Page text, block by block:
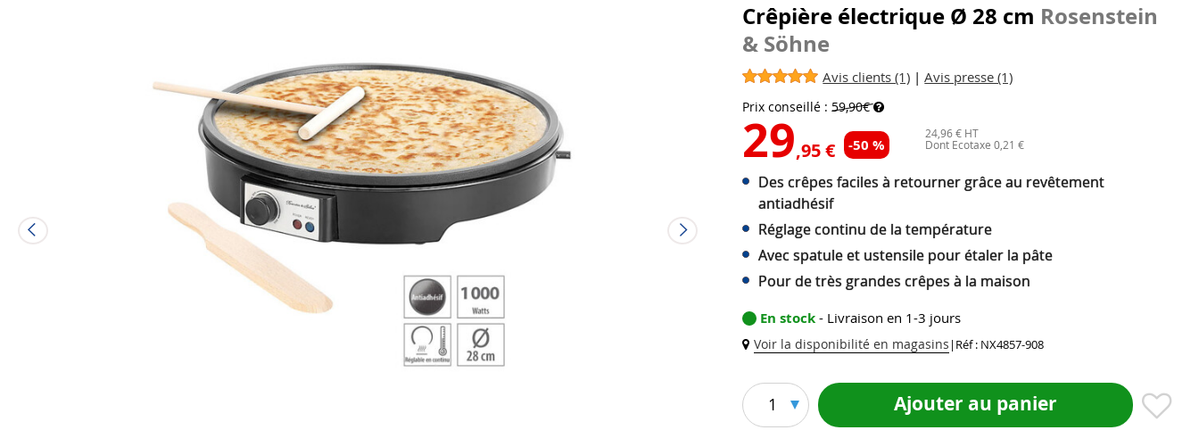
Crêpière électrique Ø 28 cm Rosenstein
& Söhne
Avis clients (1) |Avis presse (1)
Prix conseillé : 59,90€
29,95 € -50 %
24,96 € HT
Dont Ecotaxe 0,21 €
Des crêpes faciles à retourner grâce au revêtement
antiadhésif
Réglage continu de la température
Avec spatule et ustensile pour étaler la pâte
Pour de très grandes crêpes à la maison
En stock - Livraison en 1-3 jours
Voir la disponibilité en magasins | Réf : NX4857-908
1 Ajouter au panier